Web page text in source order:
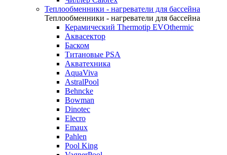
Теплообменники - нагреватели для бассейна
Теплообменники - нагреватели для бассейна
Керамический Thermotip EVOthermic
Аквасектор
Баском
Титановые PSA
Акватехника
AquaViva
AstralPool
Behncke
Bowman
Dinotec
Elecro
Emaux
Pahlen
Pool King